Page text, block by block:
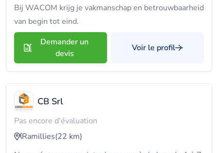
Bij WACOM krijg je vakmanschap en betrouwbaarheid
van begin tot eind.
Demander un
devis
Voir le profil
CB Srl
Pas encore d'évaluation
Ramillies(22 km)